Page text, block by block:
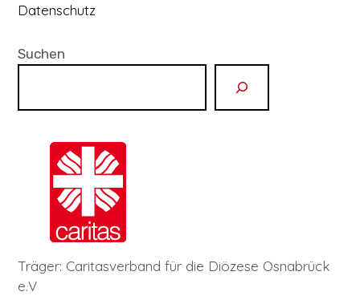
Datenschutz
Suchen
Träger: Caritasverband für die Diözese Osnabrück
e.V